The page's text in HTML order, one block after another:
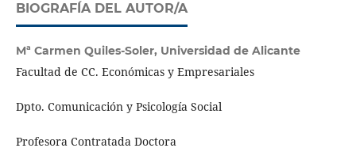
BIOGRAFÍA DEL AUTOR/A
Mª Carmen Quiles-Soler, Universidad de Alicante
Facultad de CC. Económicas y Empresariales
Dpto. Comunicación y Psicología Social
Profesora Contratada Doctora